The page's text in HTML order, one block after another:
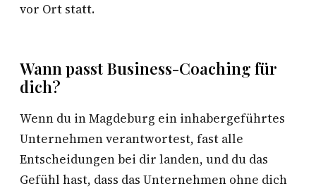
vor Ort statt.
Wann passt Business-Coaching für
dich?
Wenn du in Magdeburg ein inhabergeführtes
Unternehmen verantwortest, fast alle
Entscheidungen bei dir landen, und du das
Gefühl hast, dass das Unternehmen ohne dich